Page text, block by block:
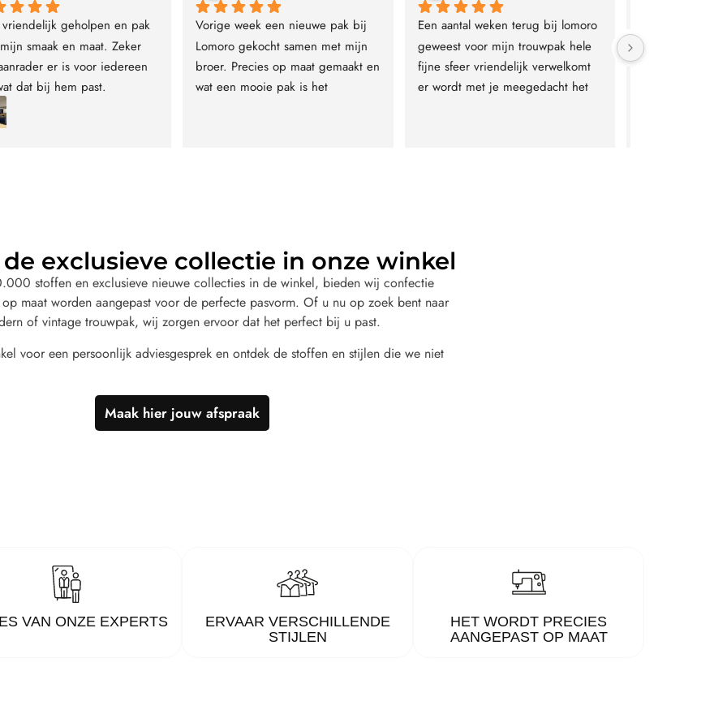
eigenaar en super goed
prachtige smoking
Trouwpak gehaald en helemaal blij
er mee top service 💯❤️
hele fijne service en ik ben goed
geslaagd
exclusieve collectie in onze winkel
stoffen en exclusieve nieuwe collecties in de winkel, bieden wij confectie
maat worden aangepast voor de perfecte pasvorm. Of u nu op zoek bent naar
of vintage trouwpak, wij zorgen ervoor dat het perfect bij u past.
voor een persoonlijk adviesgesprek en ontdek de stoffen en stijlen die we niet
Maak hier jouw afspraak
VAN ONZE EXPERTS
ERVAAR VERSCHILLENDE
STIJLEN
HET WORDT PRECIES
AANGEPAST OP MAAT